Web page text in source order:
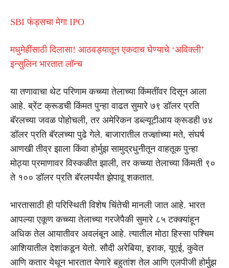
SBI फंड्सचा मेगा IPO
मधुमेहींसाठी दिलासा! आठवड्यातून एकदाच घेण्याचे ‘अविक्ली’
इन्सुलिन भारतात लॉन्च
या तणावाचा थेट परिणाम कच्च्या तेलाच्या किंमतींवर दिसून आला
आहे. ब्रेंट क्रूडची किंमत पुन्हा वाढत सुमारे ७९ डॉलर प्रति
बॅरलच्या जवळ पोहोचली, तर अमेरिकन डब्ल्यूटीआय क्रूडही ७४
डॉलर प्रति बॅरलच्या पुढे गेले. बाजारातील तज्ज्ञांच्या मते, संघर्ष
आणखी तीव्र झाला किंवा होर्मुझ सामुद्रधुनीतून वाहतूक पुन्हा
मोठ्या प्रमाणावर विस्कळीत झाली, तर कच्च्या तेलाच्या किंमती ९०
ते १०० डॉलर प्रति बॅरलपर्यंत झेपावू शकतात.
भारतासाठी ही परिस्थिती विशेष चिंतेची मानली जात आहे. भारत
आपल्या एकूण कच्च्या तेलाच्या गरजेपैकी सुमारे ८५ टक्क्यांहून
अधिक तेल आयातीवर अवलंबून आहे. त्यातील मोठा हिस्सा पश्चिम
आशियातील देशांकडून येतो. सौदी अरेबिया, इराक, यूएई, कुवेत
आणि कतार येथून भारतात येणारे बहुतांश तेल आणि एलपीजी होर्मुझ